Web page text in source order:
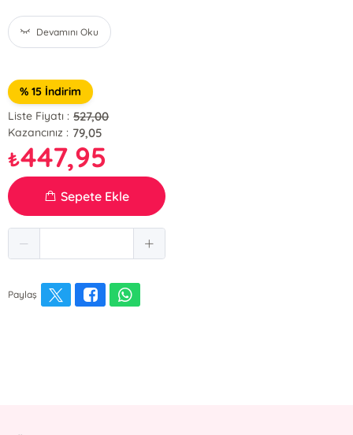
Devamını Oku
% 15 İndirim
Liste Fiyatı : 527,00
Kazancınız : 79,05
₺447,95
Sepete Ekle
Paylaş